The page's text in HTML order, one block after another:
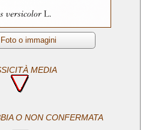
MEDIA
O NON CONFERMATA